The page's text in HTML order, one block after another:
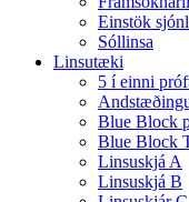
Einstök
Sóllinsa
Linsutæki
5 í einni
Blue Block
Blue Block
Linsuskjá A
Linsuskjá B